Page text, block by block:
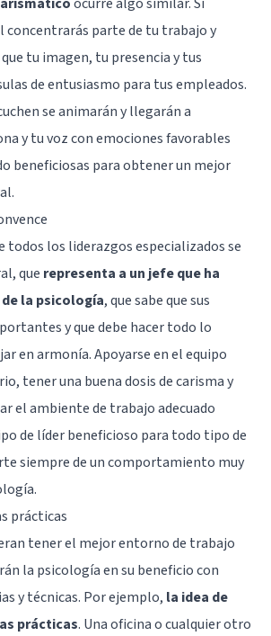
concentrarás parte de tu trabajo y
tu imagen, tu presencia y tus
de entusiasmo para tus empleados.
se animarán y llegarán a
y tu voz con emociones favorables
beneficiosas para obtener un mejor
todos los liderazgos especializados se
que representa a un jefe que ha
la psicología, que sabe que sus
y que debe hacer todo lo
en armonía. Apoyarse en el equipo
tener una buena dosis de carisma y
el ambiente de trabajo adecuado
de líder beneficioso para todo tipo de
siempre de un comportamiento muy
prácticas
tener el mejor entorno de trabajo
la psicología en su beneficio con
y técnicas. Por ejemplo, la idea de
prácticas. Una oficina o cualquier otro